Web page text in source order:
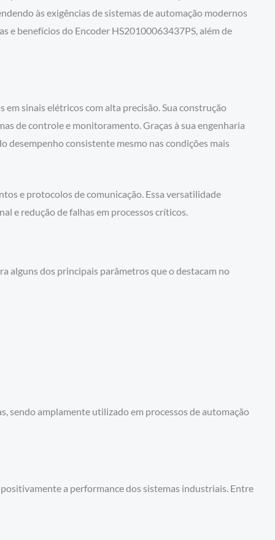
às exigências de sistemas de automação modernos
e benefícios do Encoder HS20100063437PS, além de
sinais elétricos com alta precisão. Sua construção
de controle e monitoramento. Graças à sua engenharia
desempenho consistente mesmo nas condições mais
e protocolos de comunicação. Essa versatilidade
e redução de falhas em processos críticos.
alguns dos principais parâmetros que o destacam no
sendo amplamente utilizado em processos de automação
a performance dos sistemas industriais. Entre